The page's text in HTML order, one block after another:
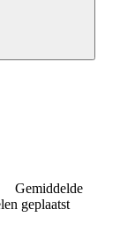
Gemiddelde
geplaatst